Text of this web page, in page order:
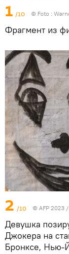
1 /10 © Foto :
Фрагмент из
2 /10 © AFP 2023
Девушка
Джокера на
Бронксе, Нью-